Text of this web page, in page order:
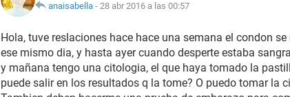
anaisabella - 28 abr 2016 a las 00:57
Hola, tuve reslaciones hace hace una semana el condon
ese mismo dia, y hasta ayer cuando desperte estaba
y mañana tengo una citologia, el que haya tomado la
puede salir en los resultados q la tome? O puedo tomar la